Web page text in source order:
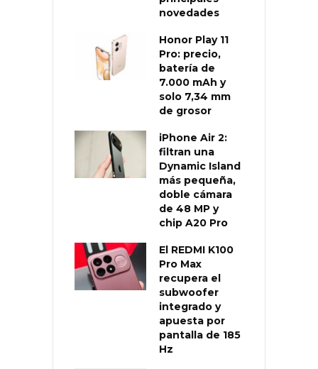
novedades
Honor Play 11
Pro: precio,
batería de
7.000 mAh y
solo 7,34 mm
de grosor
iPhone Air 2:
filtran una
Dynamic Island
más pequeña,
doble cámara
de 48 MP y
chip A20 Pro
El REDMI K100
Pro Max
recupera el
subwoofer
integrado y
apuesta por
pantalla de 185
Hz